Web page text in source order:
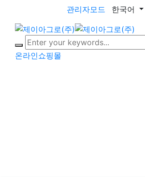
관리자모드 한국어
온라인쇼핑몰